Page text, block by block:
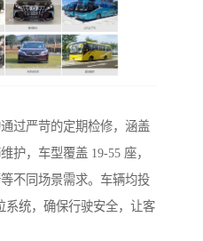
过严苛的定期检修，涵盖
护，车型覆盖 19-55 座，
不同场景需求。车辆均投
系统，确保行驶安全，让客